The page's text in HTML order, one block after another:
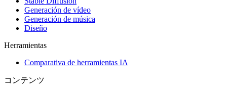
Generación de vídeo
Generación de música
Diseño
Herramientas
Comparativa de herramientas IA
コンテンツ